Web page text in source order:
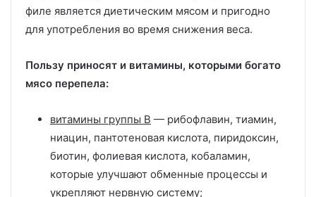
филе является диетическим мясом и пригодно
для употребления во время снижения веса.
Пользу приносят и витамины, которыми богато
мясо перепела:
витамины группы B — рибофлавин, тиамин,
ниацин, пантотеновая кислота, пиридоксин,
биотин, фолиевая кислота, кобаламин,
которые улучшают обменные процессы и
укрепляют нервную систему;